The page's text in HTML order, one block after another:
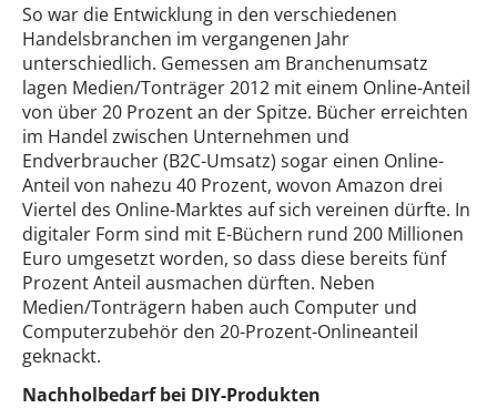
So war die Entwicklung in den verschiedenen
Handelsbranchen im vergangenen Jahr
unterschiedlich. Gemessen am Branchenumsatz
lagen Medien/Tonträger 2012 mit einem Online-Anteil
von über 20 Prozent an der Spitze. Bücher erreichten
im Handel zwischen Unternehmen und
Endverbraucher (B2C-Umsatz) sogar einen Online-
Anteil von nahezu 40 Prozent, wovon Amazon drei
Viertel des Online-Marktes auf sich vereinen dürfte. In
digitaler Form sind mit E-Büchern rund 200 Millionen
Euro umgesetzt worden, so dass diese bereits fünf
Prozent Anteil ausmachen dürften. Neben
Medien/Tonträgern haben auch Computer und
Computerzubehör den 20-Prozent-Onlineanteil
geknackt.
Nachholbedarf bei DIY-Produkten